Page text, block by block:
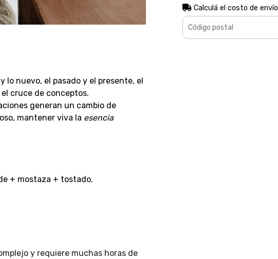
lo nuevo, el pasado y el presente, el
cruce de conceptos.
generan un cambio de
mantener viva la esencia
+ mostaza + tostado.
y requiere muchas horas de
Calculá el costo de envío